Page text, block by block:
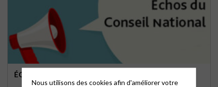
ÉCHOS DU CONSEIL NATIONAL
Nous utilisons des cookies afin d'améliorer votre